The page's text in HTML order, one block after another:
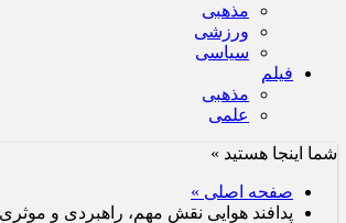
مذهبی
ورزشی
سیاسی
فیلم
مذهبی
علمی
شما اینجا هستید »
صفحه اصلی »
پدافند هوایی نقش مهم، راهبردی و